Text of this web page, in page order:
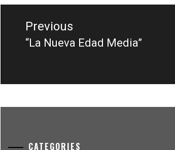
Post
navigation
Previous
Previous
“La Nueva Edad Media”
CATEGORIES